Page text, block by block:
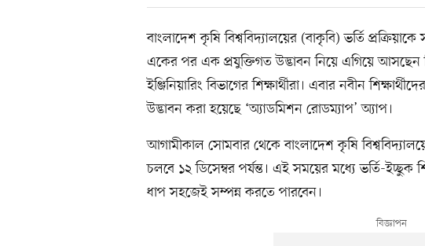
বাংলাদেশ কৃষি বিশ্ববিদ্যালয়ের (বাকৃবি) ভর্তি
একের পর এক প্রযুক্তিগত উদ্ভাবন নিয়ে এগিয়ে আসছেন
ইঞ্জিনিয়ারিং বিভাগের শিক্ষার্থীরা। এবার নবীন
উদ্ভাবন করা হয়েছে ‘অ্যাডমিশন রোডম্যাপ’ অ্যাপ।
আগামীকাল সোমবার থেকে বাংলাদেশ কৃষি
চলবে ১২ ডিসেম্বর পর্যন্ত। এই সময়ের মধ্যে ভর্তি-ইচ্ছুক
ধাপ সহজেই সম্পন্ন করতে পারবেন।